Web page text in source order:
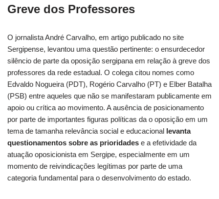
Greve dos Professores
O jornalista André Carvalho, em artigo publicado no site
Sergipense, levantou uma questão pertinente: o ensurdecedor
silêncio de parte da oposição sergipana em relação à greve dos
professores da rede estadual. O colega citou nomes como
Edvaldo Nogueira (PDT), Rogério Carvalho (PT) e Elber Batalha
(PSB) entre aqueles que não se manifestaram publicamente em
apoio ou crítica ao movimento. A ausência de posicionamento
por parte de importantes figuras políticas da o oposição em um
tema de tamanha relevância social e educacional levanta
questionamentos sobre as prioridades e a efetividade da
atuação oposicionista em Sergipe, especialmente em um
momento de reivindicações legítimas por parte de uma
categoria fundamental para o desenvolvimento do estado.